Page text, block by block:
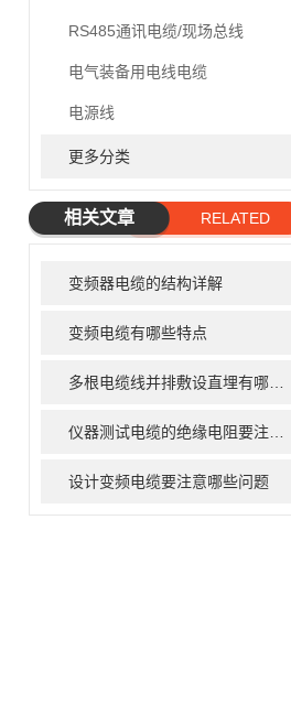
RS485通讯电缆/现场总线
电气装备用电线电缆
电源线
更多分类
相关文章
RELATED
变频器电缆的结构详解
变频电缆有哪些特点
设计变频电缆要注意哪些问题